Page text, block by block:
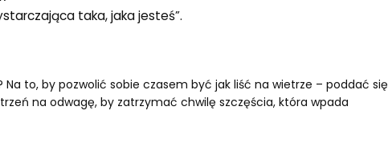
taka, jaka jesteś”.
Na to, by pozwolić sobie czasem być jak liść na wietrze – poddać się
na odwagę, by zatrzymać chwilę szczęścia, która wpada